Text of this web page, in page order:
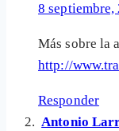
8 septiembre,
Más sobre la
http://
Responder
Antonio